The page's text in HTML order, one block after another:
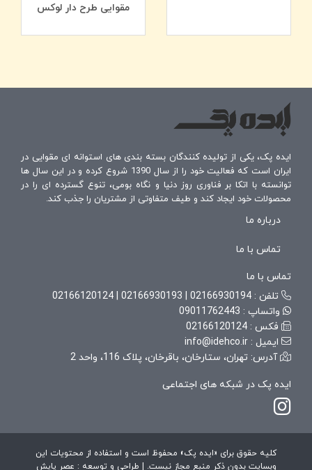
شکلات و شیرینی خشک
اگر به دنبالقوطی مقوایی خاص
اختصاصی هستید، مدل
قیمت این نوع بسته‌بندی به عوامل زیر بستگی دارد:
ابعاد قوطی (قطر و ارتفاع)
نوع چاپ (افست، طلاکوب، برجسته‌سازی و...)
تیراژ سفارش
نوع مقوای مورد استفاده
کافیست با کارشناسان ما تماس بگیرید یا فرم ثبت سفارش
را تکمیل کنید.
مقوایی طرح دار لوکس
ایده پک، یکی از تولیده کنندگان بسته بندی های استوانه ای مقوایی در
ایران است که فعالیت خود را از سال 1390 شروع کرده و در این سال ها
توانسته با اتکا بر فناوری روز دنیا و نگاه بومی، تنوع گسترده ای را در
محصولات خود ایجاد کند و طیف متفاوتی از مشتریان را جذب کند.
درباره ما
تماس با ما
تماس با ما
تلفن : 02166930194
|
02166930193
|
02166120124
واتساپ : 09011762443
فکس : 02166120124
ایمیل : info@idehco.ir
آدرس: تهران، ستارخان، باقرخان، پلاک 116، واحد 2
ایده پک در شبکه های اجتماعی
کلیه حقوق برای «ایده پک» محفوظ است و استفاده از محتویات این
وبسایت بدون ذکر منبع مجاز نیست. | طراحی و توسعه : عصر پایش